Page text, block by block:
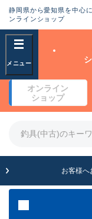
静岡県から愛知県を中心
ンラインショップ
オンライン
ショップ
お客様へ
フリーワード
商品カテゴリ
竿・ルア
その他
良